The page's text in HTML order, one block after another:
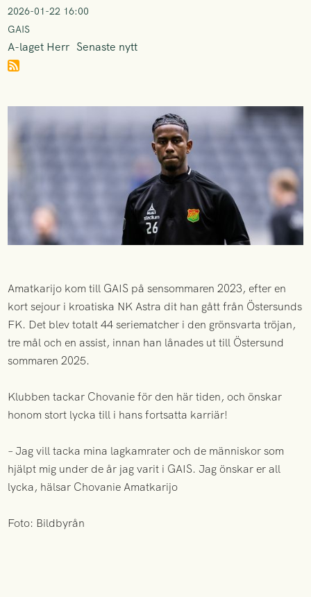
2026-01-22 16:00
GAIS
A-laget Herr Senaste nytt
Amatkarijo kom till GAIS på sensommaren 2023, efter en
kort sejour i kroatiska NK Astra dit han gått från Östersunds
FK. Det blev totalt 44 seriematcher i den grönsvarta tröjan,
tre mål och en assist, innan han lånades ut till Östersund
sommaren 2025.
Klubben tackar Chovanie för den här tiden, och önskar
honom stort lycka till i hans fortsatta karriär!
– Jag vill tacka mina lagkamrater och de människor som
hjälpt mig under de år jag varit i GAIS. Jag önskar er all
lycka, hälsar Chovanie Amatkarijo
Foto: Bildbyrån